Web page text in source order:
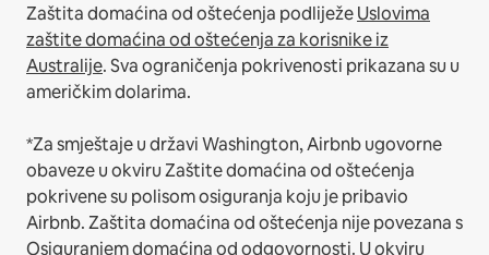
Zaštita domaćina od oštećenja podliježeUslovima
zaštite domaćina od oštećenja za korisnike iz
Australije. Sva ograničenja pokrivenosti prikazana su u
američkim dolarima.
*Za smještaje u državi Washington, Airbnb ugovorne
obaveze u okviru Zaštite domaćina od oštećenja
pokrivene su polisom osiguranja koju je pribavio
Airbnb. Zaštita domaćina od oštećenja nije povezana s
Osiguranjem domaćina od odgovornosti. U okviru